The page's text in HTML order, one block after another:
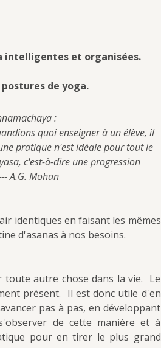
intelligentes et organisées.
de yoga.
:
quoi enseigner à un élève, il
pratique n'est idéale pour tout le
c'est-à-dire une progression
A.G. Mohan
identiques en faisant les mêmes
d'asanas à nos besoins.
autre chose dans la vie.  Le
présent.  Il est donc utile d'en
pas à pas, en développant
de cette manière et à
pour en tirer le plus grand